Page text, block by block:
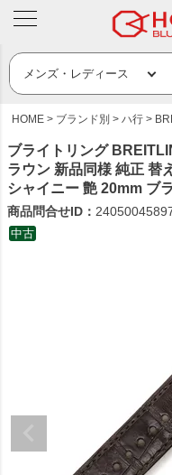
HOME ブランド別 ハ行
ブライトリング
ラウン 新品同様 純正 替
シャイニー 艶 20mm ブ
商品問合せID：
中古